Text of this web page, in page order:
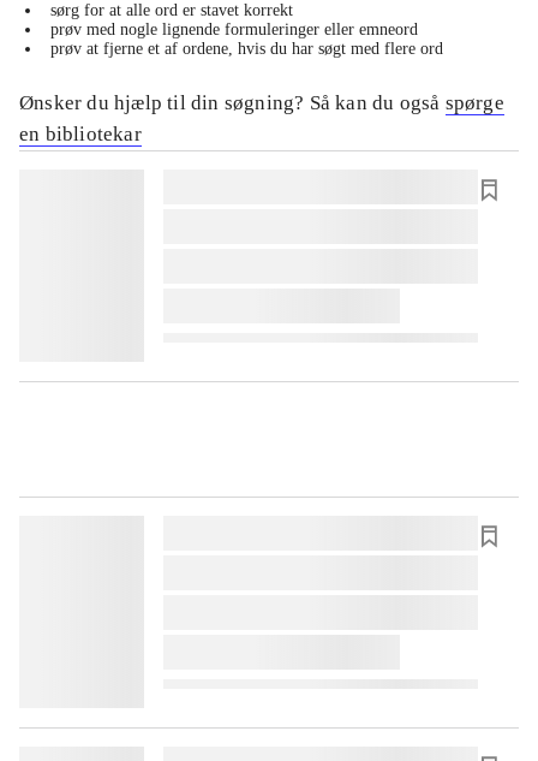
sørg for at alle ord er stavet korrekt
prøv med nogle lignende formuleringer eller emneord
prøv at fjerne et af ordene, hvis du har søgt med flere ord
Ønsker du hjælp til din søgning? Så kan du også spørge
en bibliotekar
lorem ipsum dolor sit amet ...
lorem ipsum dolor sit amet ...